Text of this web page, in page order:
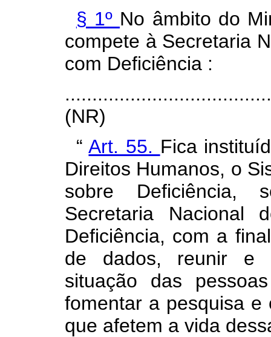
§ 1º No âmbito do
compete à Secretaria
com Deficiência :
(NR)
“Art. 55. Fica
Direitos Humanos, o
sobre Deficiência,
Secretaria Nacional
Deficiência, com a
de dados, reunir e
situação das
fomentar a pesquisa
que afetem a vida